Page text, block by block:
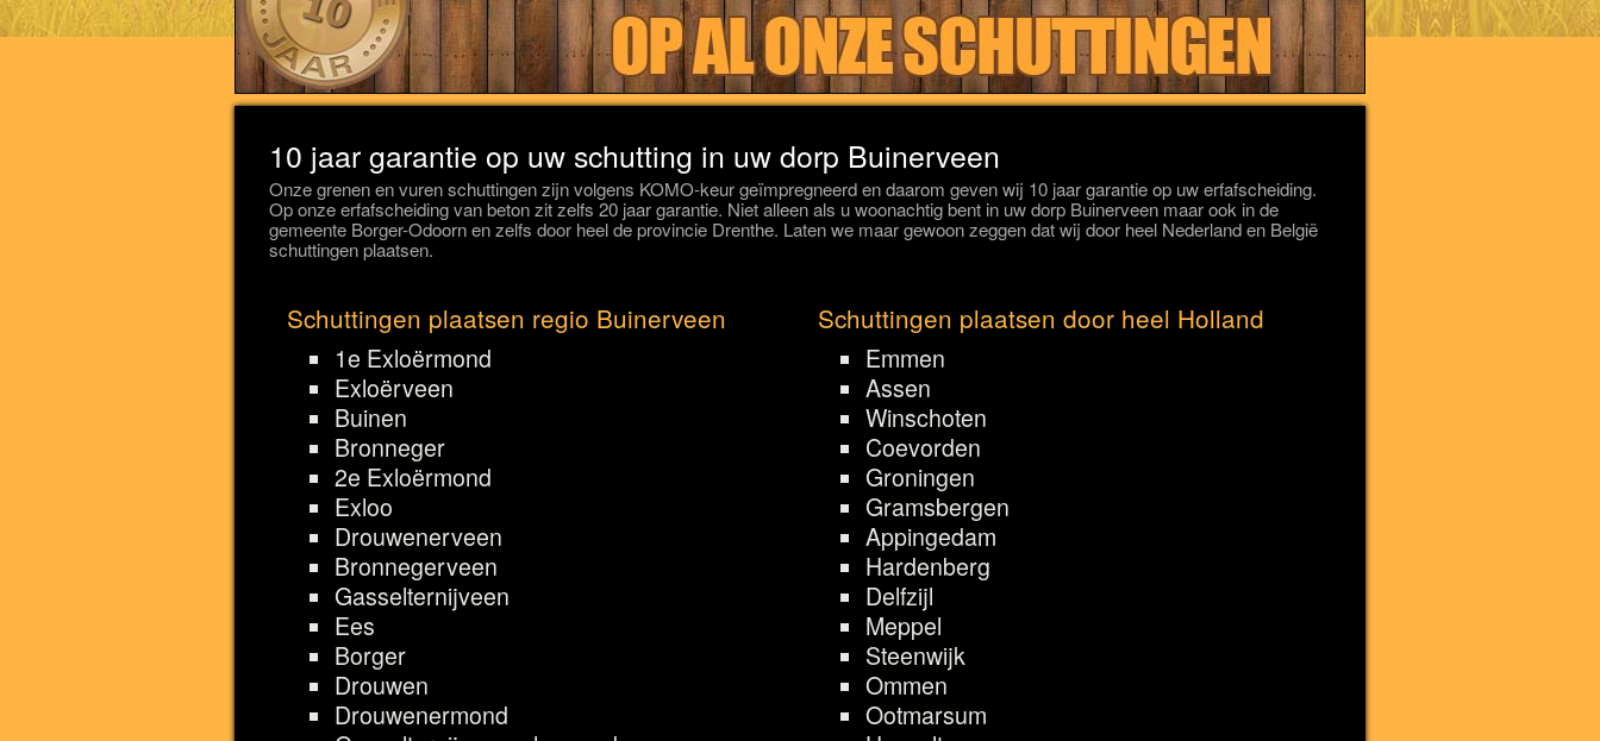
10 jaar garantie op uw schutting in uw dorp Buinerveen
Onze grenen en vuren schuttingen zijn volgens KOMO-keur geïmpregneerd en daarom geven wij 10 jaar garantie op uw erfafscheiding.
Op onze erfafscheiding van beton zit zelfs 20 jaar garantie. Niet alleen als u woonachtig bent in uw dorp Buinerveen maar ook in de
gemeente Borger-Odoorn en zelfs door heel de provincie Drenthe. Laten we maar gewoon zeggen dat wij door heel Nederland en België
schuttingen plaatsen.
Schuttingen plaatsen regio Buinerveen
1e Exloërmond
Exloërveen
Buinen
Bronneger
2e Exloërmond
Exloo
Drouwenerveen
Bronnegerveen
Gasselternijveen
Ees
Borger
Drouwen
Drouwenermond
Schuttingen plaatsen door heel Holland
Emmen
Assen
Winschoten
Coevorden
Groningen
Gramsbergen
Appingedam
Hardenberg
Delfzijl
Meppel
Steenwijk
Ommen
Ootmarsum